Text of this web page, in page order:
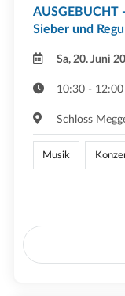
AUSGEBUCHT
Sieber und
Sa, 20. Juni
10:30 -
Schloss
Musik